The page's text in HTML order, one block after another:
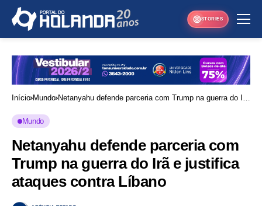
STORIES
Início Mundo Netanyahu defende parceria com Trump na guerra do Irã
Mundo
Netanyahu defende parceria com
Trump na guerra do Irã e justifica
ataques contra Líbano